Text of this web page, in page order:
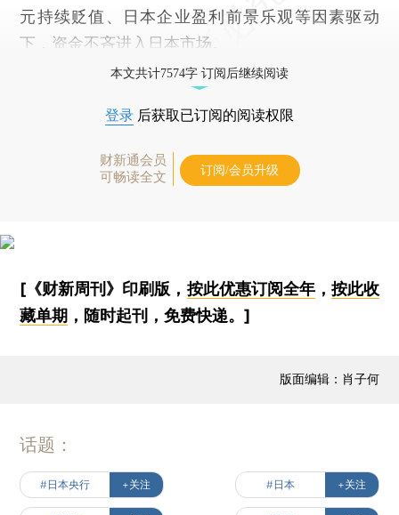
元持续贬值、日本企业盈利前景乐观等因素驱动
下，资金不吝进入日本市场。
本文共计7574字 订阅后继续阅读
登录 后获取已订阅的阅读权限
财新通会员
可畅读全文
订阅/会员升级
[《财新周刊》印刷版， 按此优惠订阅全年， 按此收
藏单期 ，随时起刊，免费快递。]
版面编辑：肖子何
话题：
#日本央行 +关注 #日本 +关注